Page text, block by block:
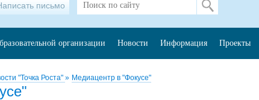
"Точка Роста" » Медиацентр в "Фокусе"
письмо
организации Новости Информация Проекты